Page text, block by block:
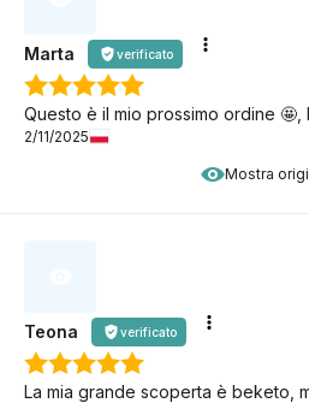
Mostra
Marta verificato
Questo è il mio prossimo ordine 🤩,
2/11/2025
Teona verificato
La mia grande scoperta è beketo,